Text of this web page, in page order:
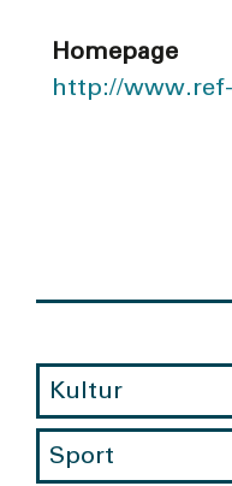
Homepage
http://
Kultur
Sport